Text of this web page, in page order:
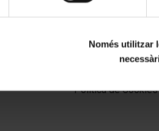
Només utilitzar
Política de Cookies